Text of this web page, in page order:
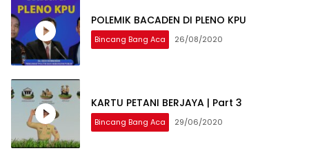
POLEMIK BACADEN DI PLENO KPU
Bincang Bang Aca 26/08/2020
KARTU PETANI BERJAYA | Part 3
Bincang Bang Aca 29/06/2020